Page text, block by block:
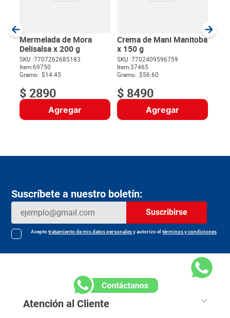
Mermelada de Mora
Delisalsa x 200 g
SKU :7707262685183
Item:69750
Gramo: $14.45
$ 2890
Agregar
Crema de Mani Manitoba
x 150 g
SKU :7702409596759
Item:37465
Gramo: $56.60
$ 8490
Agregar
Suscríbete a nuestro boletín:
Suscribirse
Aceptotratamiento de mis datos personalesy autorizo eltérminos y condiciones
Atención al Cliente